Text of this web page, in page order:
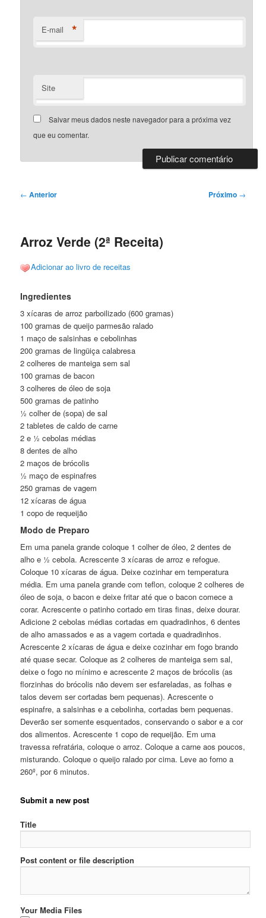
E-mail *
Site
Salvar meus dados neste navegador para a próxima vez
que eu comentar.
Navegação
← Anterior Próximo →
Arroz Verde (2ª Receita)
Adicionar ao livro de receitas
Ingredientes
3 xícaras de arroz parboilizado (600 gramas)
100 gramas de queijo parmesão ralado
1 maço de salsinhas e cebolinhas
200 gramas de lingüiça calabresa
2 colheres de manteiga sem sal
100 gramas de bacon
3 colheres de óleo de soja
500 gramas de patinho
½ colher de (sopa) de sal
2 tabletes de caldo de carne
2 e ½ cebolas médias
8 dentes de alho
2 maços de brócolis
½ maço de espinafres
250 gramas de vagem
12 xícaras de água
1 copo de requeijão
Modo de Preparo
Em uma panela grande coloque 1 colher de óleo, 2 dentes de
alho e ½ cebola. Acrescente 3 xícaras de arroz e refogue.
Coloque 10 xícaras de água. Deixe cozinhar em temperatura
média. Em uma panela grande com teflon, coloque 2 colheres de
óleo de soja, o bacon e deixe fritar até que o bacon comece a
corar. Acrescente o patinho cortado em tiras finas, deixe dourar.
Adicione 2 cebolas médias cortadas em quadradinhos, 6 dentes
de alho amassados e as a vagem cortada e quadradinhos.
Acrescente 2 xícaras de água e deixe cozinhar em fogo brando
até quase secar. Coloque as 2 colheres de manteiga sem sal,
deixe o fogo no mínimo e acrescente 2 maços de brócolis (as
florzinhas do brócolis não devem ser esfareladas, as folhas e
talos devem ser cortadas bem pequenas). Acrescente o
espinafre, a salsinhas e a cebolinha, cortadas bem pequenas.
Deverão ser somente esquentados, conservando o sabor e a cor
dos alimentos. Acrescente 1 copo de requeijão. Em uma
travessa refratária, coloque o arroz. Coloque a carne aos poucos,
misturando. Coloque o queijo ralado por cima. Leve ao forno a
260º, por 6 minutos.
Submit a new post
Title
Post content or file description
Your Media Files